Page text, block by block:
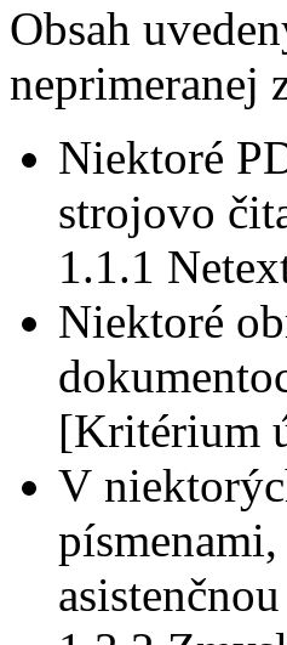
Obsah
neprimeranej
Niektoré
strojovo
1.1.1
Niektoré
[Kritérium
V